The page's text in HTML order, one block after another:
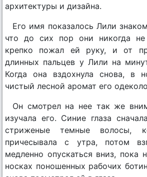
архитектуры и дизайна.
Его имя показалось Лили
что до сих пор они никогда не
крепко пожал ей руку, и от
длинных пальцев у Лили на
Когда она вздохнула снова, в
чистый лесной аромат его
Он смотрел на нее так же
изучала его. Синие глаза
стриженые темные волосы,
причесывала с утра, потом
медленно опускаться вниз, пока
носках поношенных рабочих